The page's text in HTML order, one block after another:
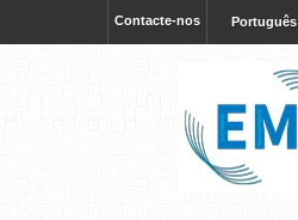
Português
Contacte-nos